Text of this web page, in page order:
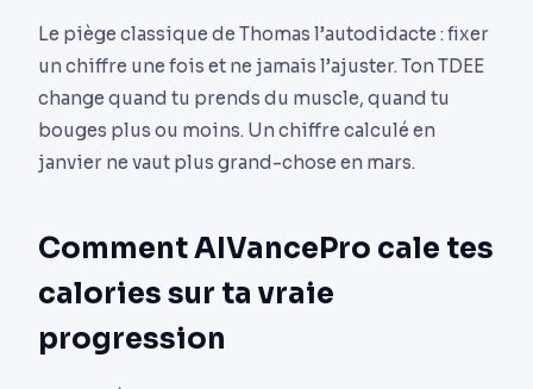
Le piège classique de Thomas l’autodidacte : fixer
un chiffre une fois et ne jamais l’ajuster. Ton TDEE
change quand tu prends du muscle, quand tu
bouges plus ou moins. Un chiffre calculé en
janvier ne vaut plus grand-chose en mars.
Comment AIVancePro cale tes
calories sur ta vraie
progression